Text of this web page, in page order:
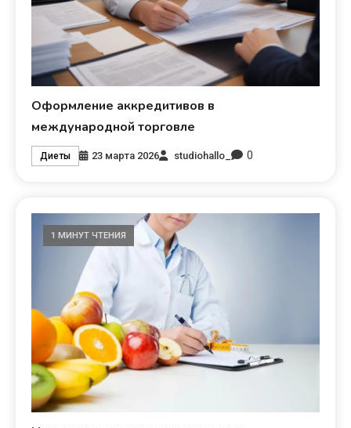
Оформление аккредитивов в
международной торговле
Диеты 23 марта 2026 studiohallo_ 0
1 МИНУТ ЧТЕНИЯ